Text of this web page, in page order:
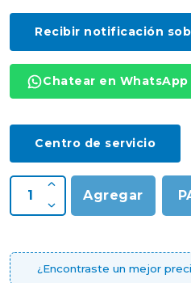
Recibir notificación
Chatear en WhatsApp
Centro de servicio
Agregar
¿Encontraste un mejor